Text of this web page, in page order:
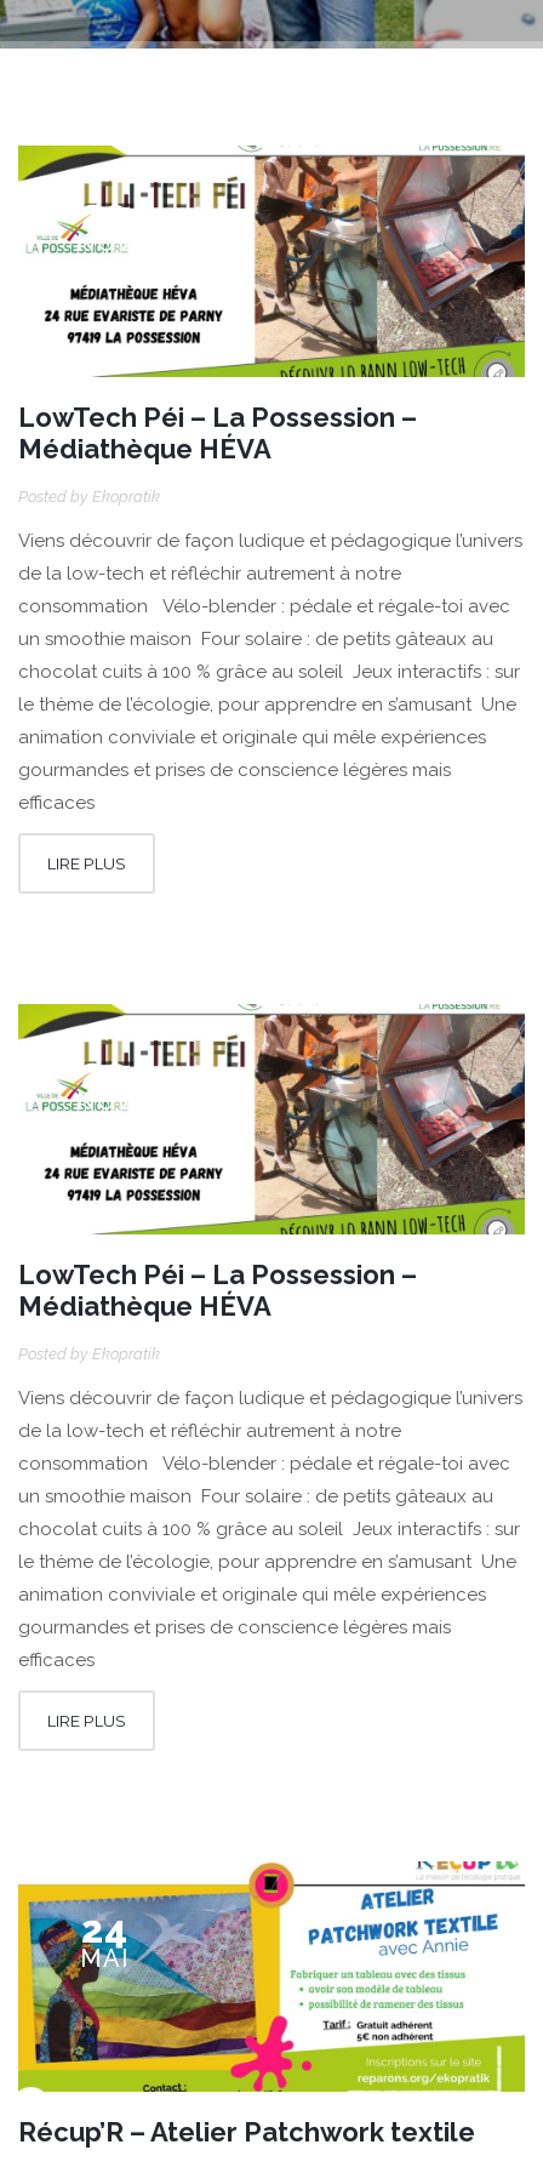
29
NOV
LowTech Péi – La Possession –
Médiathèque HÉVA
Posted by Ekopratik
Viens découvrir de façon ludique et pédagogique l’univers
de la low-tech et réfléchir autrement à notre
consommation Vélo-blender : pédale et régale-toi avec
un smoothie maison Four solaire : de petits gâteaux au
chocolat cuits à 100 % grâce au soleil Jeux interactifs : sur
le thème de l’écologie, pour apprendre en s’amusant Une
animation conviviale et originale qui mêle expériences
gourmandes et prises de conscience légères mais
efficaces
LIRE PLUS
29
NOV
LowTech Péi – La Possession –
Médiathèque HÉVA
Posted by Ekopratik
Viens découvrir de façon ludique et pédagogique l’univers
de la low-tech et réfléchir autrement à notre
consommation Vélo-blender : pédale et régale-toi avec
un smoothie maison Four solaire : de petits gâteaux au
chocolat cuits à 100 % grâce au soleil Jeux interactifs : sur
le thème de l’écologie, pour apprendre en s’amusant Une
animation conviviale et originale qui mêle expériences
gourmandes et prises de conscience légères mais
efficaces
LIRE PLUS
24
MAI
Récup’R – Atelier Patchwork textile